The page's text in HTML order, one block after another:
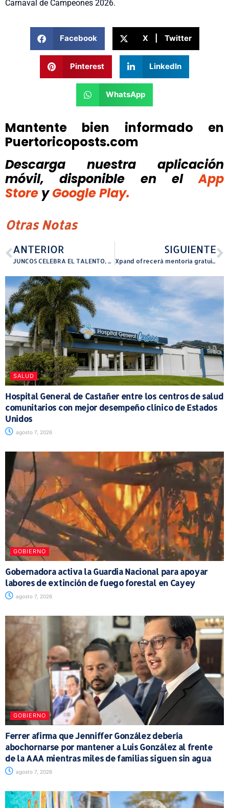
Carnaval de Campeones 2026.
Facebook X | Twitter
Pinterest LinkedIn
WhatsApp
Mantente bien informado en
Puertoricoposts.com
Descarga nuestra aplicación
móvil, disponible
en el
App
Store y Google Play.
Otras Notas
ANTERIOR
JUNCOS CELEBRA EL TALENTO, LA CULTURA Y LAS ARTES CON EXITOSAS PRESENTACIONES DE SUS TALLERES MUNICIPALES
SIGUIENTE
Xpand ofrecerá mentoría gratuita a empresas locales que buscan escalar en Puerto Rico
SALUD
Hospital General de Castañer entre los centros de salud
comunitarios con mejor desempeño clínico de Estados
Unidos
agosto 7, 2026
GOBIERNO
Gobernadora activa la Guardia Nacional para apoyar
labores de extinción de fuego forestal en Cayey
agosto 7, 2026
GOBIERNO
Ferrer afirma que Jenniffer González debería
abochornarse por mantener a Luis González al frente
de la AAA mientras miles de familias siguen sin agua
agosto 7, 2026